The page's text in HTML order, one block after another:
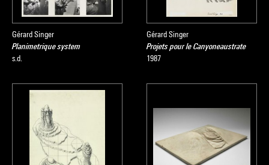
Gérard Singer
Planimetrique system
s.d.
Gérard Singer
Projets pour le Canyoneaustrate
1987